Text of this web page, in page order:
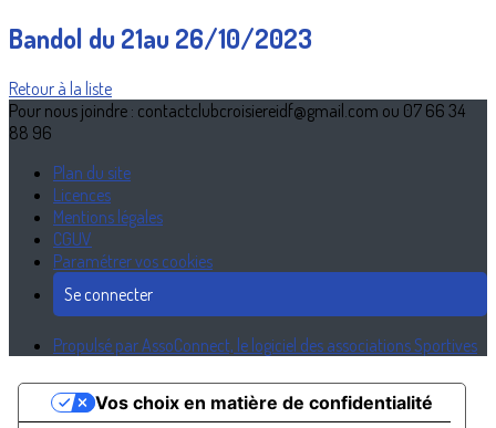
Bandol du 21au 26/10/2023
Retour à la liste
Pour nous joindre : contactclubcroisiereidf@gmail.com ou 07 66 34
88 96
Plan du site
Licences
Mentions légales
CGUV
Paramétrer vos cookies
Se connecter
Propulsé par AssoConnect, le logiciel des associations Sportives
Vos choix en matière de confidentialité